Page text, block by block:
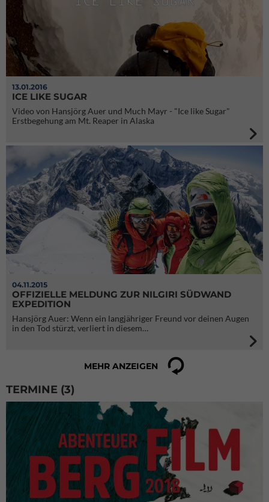
13.01.2016
ICE LIKE SUGAR
Video von Hansjörg Auer und Much Mayr - "Ice like Sugar"
Erstbegehung am Mt. Reaper in Alaska
04.11.2015
OFFIZIELLE MELDUNG ZUR NILGIRI SÜDWAND
EXPEDITION
Hansjörg Auer: Wenn ein langjähriger Freund vor deinen Augen
in den Tod stürzt, verliert in diesem…
MEHR ANZEIGEN
TERMINE (3)